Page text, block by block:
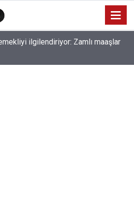
ilgilendiriyor: Zamlı maaşlar